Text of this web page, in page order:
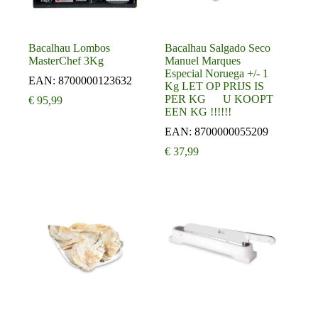
Bacalhau Lombos
MasterChef 3Kg
EAN: 8700000123632
€ 95,99
Bacalhau Salgado Seco
Manuel Marques
Especial Noruega +/- 1
Kg LET OP PRIJS IS
PER KG U KOOPT
EEN KG !!!!!!
EAN:8700000055209
€ 37,99